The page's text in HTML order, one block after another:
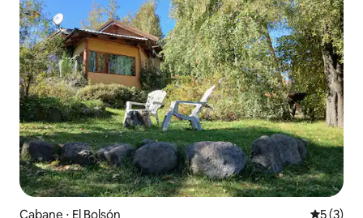
Cabane ⋅ El Bolsón
5 (3)